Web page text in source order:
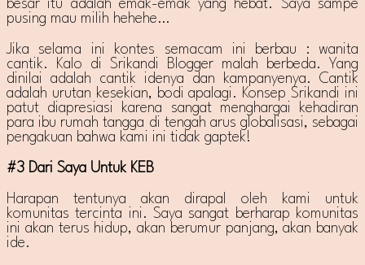
besar itu adalah emak-emak yang hebat. Saya sampe
pusing mau milih hehehe…
Jika selama ini kontes semacam ini berbau : wanita
cantik. Kalo di Srikandi Blogger malah berbeda. Yang
dinilai adalah cantik idenya dan kampanyenya. Cantik
adalah urutan kesekian, bodi apalagi. Konsep Srikandi ini
patut diapresiasi karena sangat menghargai kehadiran
para ibu rumah tangga di tengah arus globalisasi, sebagai
pengakuan bahwa kami ini tidak gaptek!
#3 Dari Saya Untuk KEB
Harapan tentunya akan dirapal oleh kami untuk
komunitas tercinta ini. Saya sangat berharap komunitas
ini akan terus hidup, akan berumur panjang, akan banyak
ide.